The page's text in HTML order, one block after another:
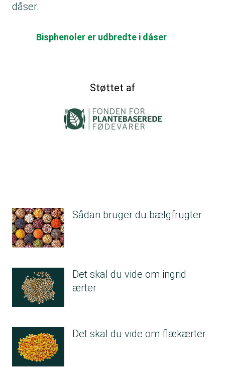
dåser.
Bisphenoler er udbredte i dåser
Støttet af
Sådan bruger du bælgfrugter
Det skal du vide om ingrid
ærter
Det skal du vide om flækærter